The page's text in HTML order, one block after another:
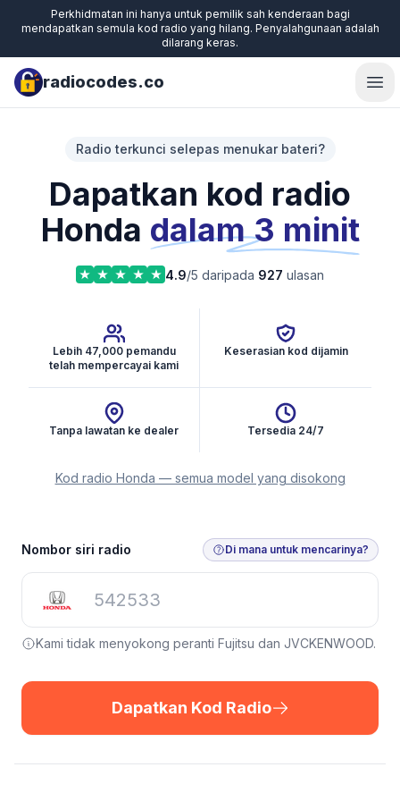
Perkhidmatan ini hanya untuk pemilik sah kenderaan bagi
mendapatkan semula kod radio yang hilang. Penyalahgunaan adalah
dilarang keras.
radiocodes.co
Radio terkunci selepas menukar bateri?
Dapatkan kod radio
Honda dalam 3 minit
4.9/5 daripada 927 ulasan
Lebih 47,000 pemandu
telah mempercayai kami
Keserasian kod dijamin
Tanpa lawatan ke dealer Tersedia 24/7
Kod radio Honda — semua model yang disokong
Dapatkan Kod Radio
Nombor siri radio Di mana untuk mencarinya?
Kami tidak menyokong peranti Fujitsu dan JVCKENWOOD.
Dapatkan Kod Radio